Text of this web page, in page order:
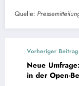
Quelle:
Vorheriger Beitrag
Neue
in der Open-